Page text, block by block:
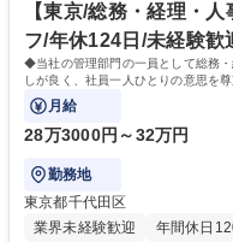
■土日祝休みで、プライベート
す。 学歴・資格 学歴：大学院 大学 高専 短大 専修学校 高校 語学力： 資
格：
【東京/総務・経理・
フ/年休124日/未経験歓
◆当社の管理部門の一員として総務
しが良く、社員一人ひとりの意思を
バックオフィス業務を習得いただきま
月給
28万3000円～32万円
勤務地
東京都千代田区
業界未経験歓迎
年間休日